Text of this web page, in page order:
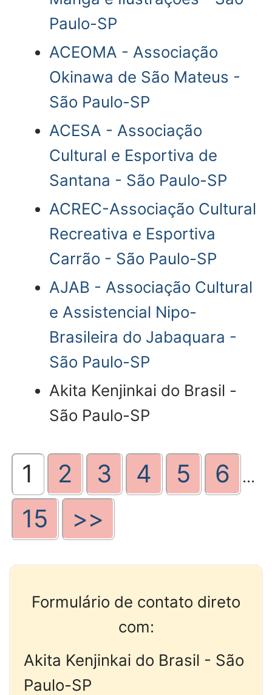
Paulo-SP
ACEOMA - Associação
Okinawa de São Mateus -
São Paulo-SP
ACESA - Associação
Cultural e Esportiva de
Santana - São Paulo-SP
ACREC-Associação Cultural
Recreativa e Esportiva
Carrão - São Paulo-SP
AJAB - Associação Cultural
e Assistencial Nipo-
Brasileira do Jabaquara -
São Paulo-SP
Akita Kenjinkai do Brasil -
São Paulo-SP
1 2 3 4 5 6 ...
15 >>
Formulário de contato direto
com:
Akita Kenjinkai do Brasil - São
Paulo-SP